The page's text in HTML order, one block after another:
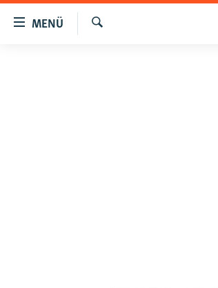
Akadálymentes
MENÜ